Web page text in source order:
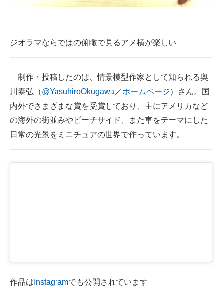
ジオラマならではの俯瞰で見るアメ横が楽しい
制作・投稿したのは、情景模型作家として知られる奥
川泰弘（@YasuhiroOkugawa ／ホームページ）さん。国
内外でさまざまな賞を受賞しており、主にアメリカなど
の海外の街並みやビーチサイド、また車をテーマにした
日常の光景をミニチュアの世界で作っています。
作品は Instagramでも公開されています